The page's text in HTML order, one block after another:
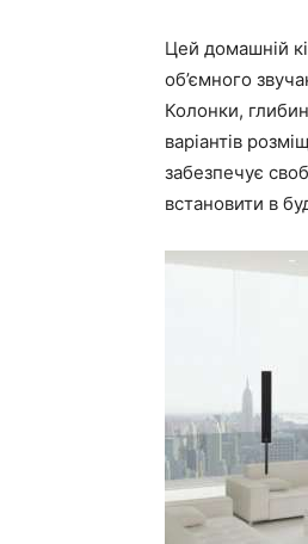
Цей домашній
об’ємного
Колонки,
варіантів
забезпечує
встановити в